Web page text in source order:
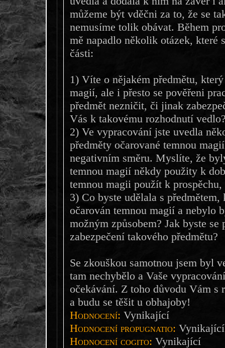
můžeme být vděčni za to, že se
nemusíme tolik obávat. Během
mě napadlo několik otázek, které
části:
1) Víte o nějakém předmětu,
magií, ale i přesto se pověřeni
předmět nezničit, či jinak
Vás k takovému rozhodnutí
2) Ve vypracování jste uvedla
předměty očarované temnou
negativním směru. Myslíte, že
temnou magií někdy použity k
temnou magii použít k
3) Co byste udělala s
očarován temnou magií a nebylo
možným způsobem? Jak byste
zabezpečení takového předmětu?
Se zkouškou samotnou jsem byl
tam nechybělo a Vaše
očekávání. Z toho důvodu Vám s
a budu se těšit u obhajoby!
Hodnocení: Vynikající
Hodnocení propugnatio: Vynikající
Hodnocení cogito: Vynikající